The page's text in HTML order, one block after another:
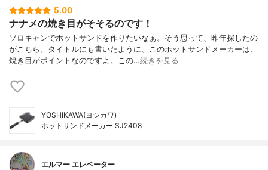
5.00
ナナメの焼き目がそそるのです！
ソロキャンでホットサンドを作りたいなぁ。そう思って、昨年探したの
がこちら。タイトルにも書いたように、このホットサンドメーカーは、
焼き目がポイントなのですよ。この…続きを見る
YOSHIKAWA(ヨシカワ)
ホットサンドメーカー SJ2408
エルマー エレベーター